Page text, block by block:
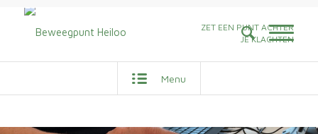
ZET EEN PUNT ACHTER
JE KLACHTEN
Menu